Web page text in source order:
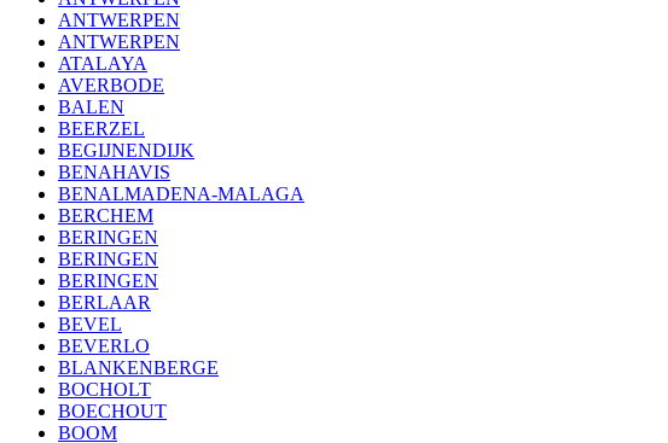
ANTWERPEN
ANTWERPEN
ATALAYA
AVERBODE
BALEN
BEERZEL
BEGIJNENDIJK
BENAHAVIS
BENALMADENA-MALAGA
BERCHEM
BERINGEN
BERINGEN
BERINGEN
BERLAAR
BEVEL
BEVERLO
BLANKENBERGE
BOCHOLT
BOECHOUT
BOOM